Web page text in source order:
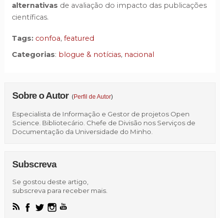
alternativas de avaliação do impacto das publicações
científicas.
Tags: confoa, featured
Categorias: blogue & notícias, nacional
Sobre o Autor (Perfil de Autor)
Especialista de Informação e Gestor de projetos Open
Science. Bibliotecário. Chefe de Divisão nos Serviços de
Documentação da Universidade do Minho.
Subscreva
Se gostou deste artigo,
subscreva para receber mais.